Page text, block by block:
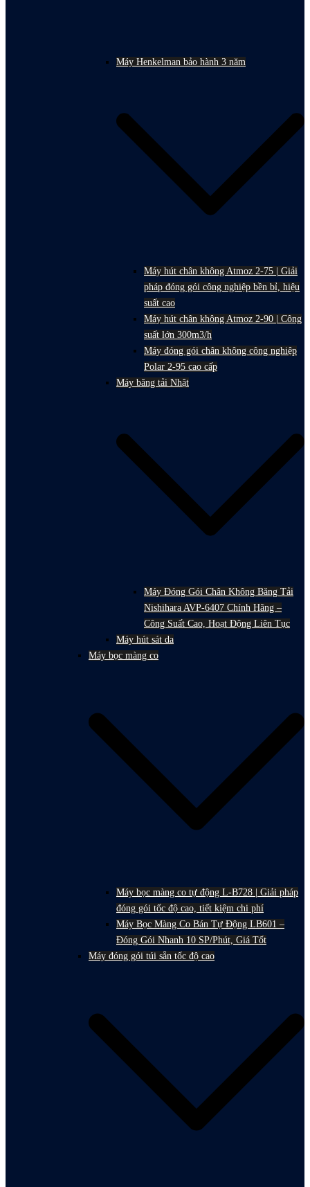
Máy Henkelman bảo hành 3 năm
Máy hút chân không Atmoz 2-75 | Giải
pháp đóng gói công nghiệp bền bỉ, hiệu
suất cao
Máy hút chân không Atmoz 2-90 | Công
suất lớn 300m3/h
Máy đóng gói chân không công nghiệp
Polar 2-95 cao cấp
Máy băng tải Nhật
Máy Đóng Gói Chân Không Băng Tải
Nishihara AVP-6407 Chính Hãng –
Công Suất Cao, Hoạt Động Liên Tục
Máy hút sát da
Máy bọc màng co
Máy bọc màng co tự động L-B728 | Giải pháp
đóng gói tốc độ cao, tiết kiệm chi phí
Máy Bọc Màng Co Bán Tự Động LB601 –
Đóng Gói Nhanh 10 SP/Phút, Giá Tốt
Máy đóng gói túi sẵn tốc độ cao